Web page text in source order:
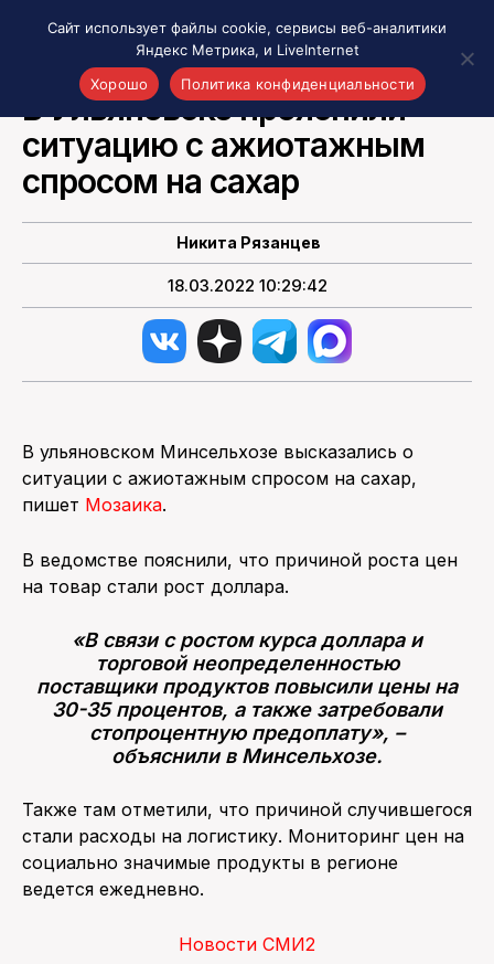
Акценты
Материалы о Рязани и области
Интересное
Новости кино и ТВ
Новости России
Политика
О НАС
НОВОСТИ РОССИИ
В Ульяновске прояснили
ситуацию с ажиотажным
спросом на сахар
Никита Рязанцев
18.03.2022 10:29:42
В ульяновском Минсельхозе высказались о
ситуации с ажиотажным спросом на сахар,
пишет Мозаика.
В ведомстве пояснили, что причиной роста цен
на товар стали рост доллара.
«В связи с ростом курса доллара и
торговой неопределенностью
поставщики продуктов повысили цены на
30-35 процентов, а также затребовали
стопроцентную предоплату», –
объяснили в Минсельхозе.
Также там отметили, что причиной случившегося
стали расходы на логистику. Мониторинг цен на
социально значимые продукты в регионе
ведется ежедневно.
Новости СМИ2
Сайт использует файлы cookie, сервисы веб-аналитики
Яндекс Метрика, и LiveInternet
Хорошо
Политика конфиденциальности